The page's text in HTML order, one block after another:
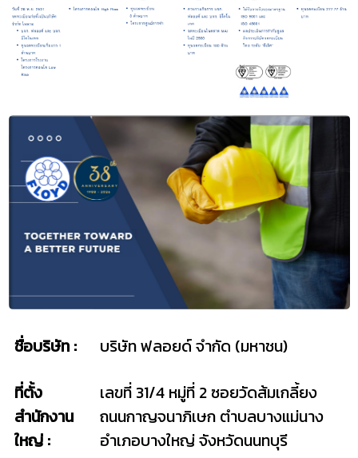
ชื่อบริษัท :
บริษัท ฟลอยด์ จำกัด (มหาชน)
ที่ตั้ง
สำนักงาน
ใหญ่ :
เลขที่ 31/4 หมู่ที่ 2 ซอยวัดส้มเกลี้ยง
ถนนกาญจนาภิเษก ตำบลบางแม่นาง
อำเภอบางใหญ่ จังหวัดนนทบุรี